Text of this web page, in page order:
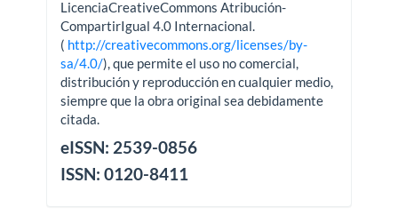
LicenciaCreativeCommons Atribución-
CompartirIgual 4.0 Internacional.
( http://creativecommons.org/licenses/by-
sa/4.0/), que permite el uso no comercial,
distribución y reproducción en cualquier medio,
siempre que la obra original sea debidamente
citada.
eISSN: 2539-0856
ISSN: 0120-8411